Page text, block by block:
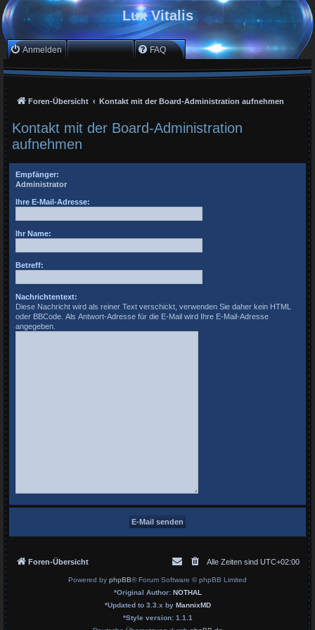
Lux Vitalis
Anmelden Registrieren FAQ
Foren-Übersicht Kontakt mit der Board-Administration aufnehmen
Kontakt mit der Board-Administration
aufnehmen
Empfänger:
Administrator
Ihre E-Mail-Adresse:
Ihr Name:
Betreff:
Nachrichtentext:
Diese Nachricht wird als reiner Text verschickt, verwenden Sie daher kein HTML
oder BBCode. Als Antwort-Adresse für die E-Mail wird Ihre E-Mail-Adresse
angegeben.
Foren-Übersicht Alle Zeiten sind UTC+02:00
Powered by phpBB® Forum Software © phpBB Limited
*Original Author: NOTHAL
*Updated to 3.3.x by MannixMD
*Style version: 1.1.1